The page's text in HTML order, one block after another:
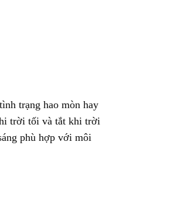
trạng hao mòn hay
trời tối và tắt khi trời
phù hợp với môi